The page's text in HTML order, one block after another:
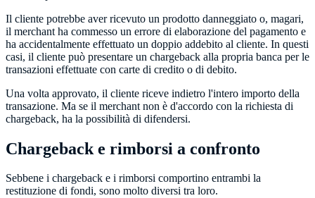
Il cliente potrebbe aver ricevuto un prodotto danneggiato o, magari,
il merchant ha commesso un errore di elaborazione del pagamento e
ha accidentalmente effettuato un doppio addebito al cliente. In questi
casi, il cliente può presentare un chargeback alla propria banca per le
transazioni effettuate con carte di credito o di debito.
Una volta approvato, il cliente riceve indietro l'intero importo della
transazione. Ma se il merchant non è d'accordo con la richiesta di
chargeback, ha la possibilità di difendersi.
Chargeback e rimborsi a confronto
Sebbene i chargeback e i rimborsi comportino entrambi la
restituzione di fondi, sono molto diversi tra loro.